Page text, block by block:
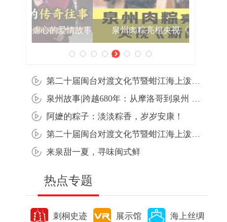
泉州肉粽亮相央视《新闻联播》
阿嬷的粽子：淡淡粽香，岁岁安康！
来泉甜一夏，寻味闽式鲜
热点专题
刺桐史迹 展示馆 海上丝绸